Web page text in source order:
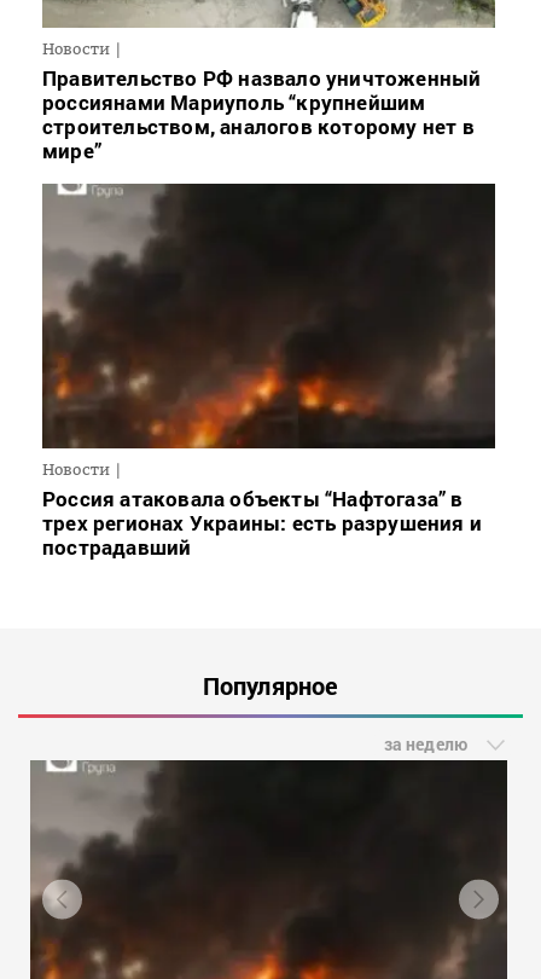
Новости
Правительство РФ назвало уничтоженный
россиянами Мариуполь “крупнейшим
строительством, аналогов которому нет в
мире”
Новости
Россия атаковала объекты “Нафтогаза” в
трех регионах Украины: есть разрушения и
пострадавший
Популярное
за неделю